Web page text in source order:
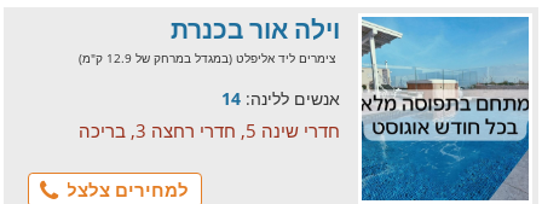
וילה אור בכנרת
צימרים ליד אליפלט (במגדל במרחק של 12.9 ק"מ)
אנשים ללינה: 14
חדרי שינה 5, חדרי רחצה 3, בריכה
למחירים צלצל